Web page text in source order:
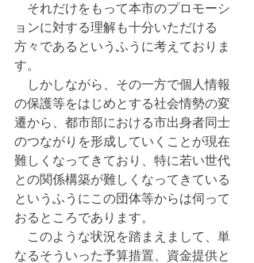
それだけをもって本市のプロモーシ
ョンに対する理解も十分いただける
方々であるというふうに考えておりま
す。
しかしながら、その一方で個人情報
の保護等をはじめとする社会情勢の変
遷から、都市部における市出身者同士
のつながりを形成していくことが現在
難しくなってきており、特に若い世代
との関係構築が難しくなってきている
というふうにこの団体等からは伺って
おるところであります。
このような状況を踏まえまして、単
なるそういった予算措置、資金提供と